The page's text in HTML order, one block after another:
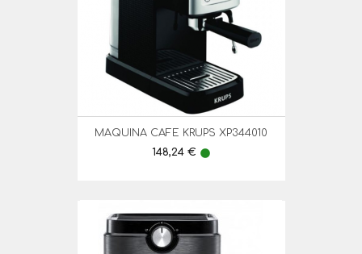
MAQUINA CAFE KRUPS XP344010
Preço
148,24 € lens